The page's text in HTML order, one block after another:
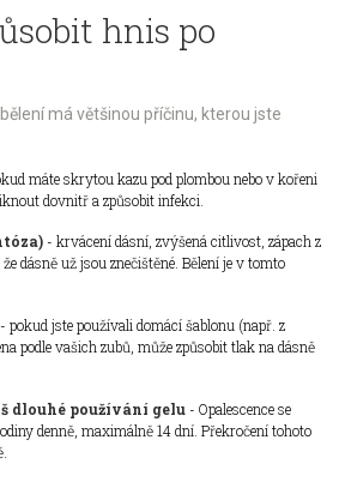
hnis po
má většinou příčinu, kterou jste
máte skrytou kazu pod plombou nebo v kořeni
dovnitř a způsobit infekci.
- krvácení dásní, zvýšená citlivost, zápach z
dásně už jsou znečištěné. Bělení je v tomto
- pokud jste používali domácí šablonu (např. z
podle vašich zubů, může způsobit tlak na dásně
dlouhé používání gelu - Opalescence se
denně, maximálně 14 dní. Překročení tohoto